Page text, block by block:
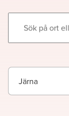
Sök på ort
Järna